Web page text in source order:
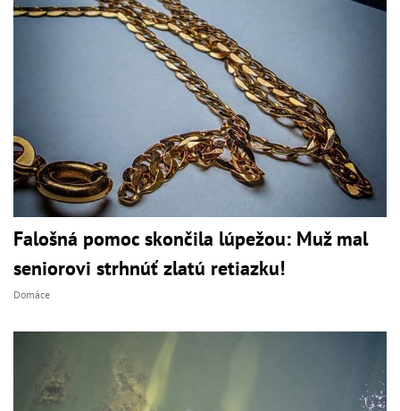
Falošná pomoc skončila lúpežou: Muž mal
seniorovi strhnúť zlatú retiazku!
Domáce